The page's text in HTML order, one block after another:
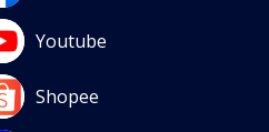
Youtube
Shopee